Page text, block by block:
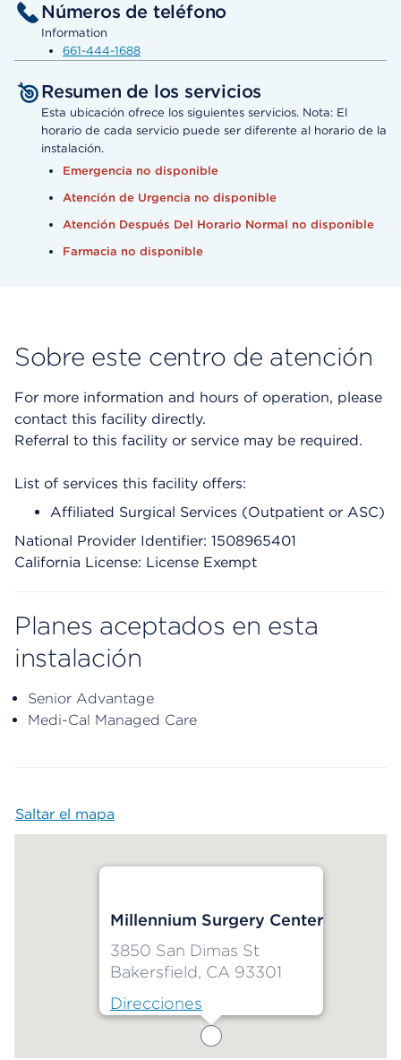
Números de teléfono
Information
661-444-1688
Resumen de los servicios
Esta ubicación ofrece los siguientes servicios. Nota: El
horario de cada servicio puede ser diferente al horario de la
instalación.
Emergencia no disponible
Atención de Urgencia no disponible
Atención Después Del Horario Normal no disponible
Farmacia no disponible
Sobre este centro de atención
For more information and hours of operation, please
contact this facility directly.
Referral to this facility or service may be required.
List of services this facility offers:
Affiliated Surgical Services (Outpatient or ASC)
National Provider Identifier: 1508965401
California License: License Exempt
Planes aceptados en esta
instalación
Senior Advantage
Medi-Cal Managed Care
Saltar el mapa
Millennium Surgery Center
3850 San Dimas St
Bakersfield, CA 93301
Direcciones